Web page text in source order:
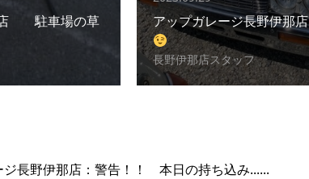
店 駐車場の草
アップガレージ長野伊那店
長野伊那店スタッフ
ジ長野伊那店：警告！！ 本日の持ち込み......